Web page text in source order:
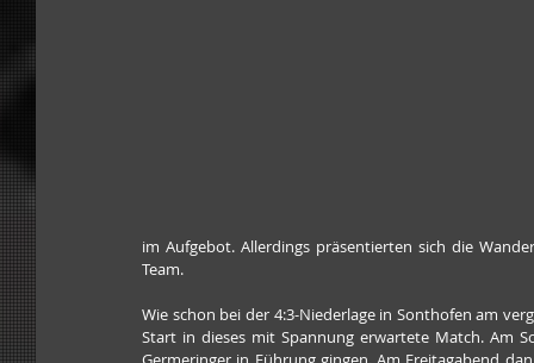
im Aufgebot. Allerdings präsentierten sich die
Team.
Wie schon bei der 4:3-Niederlage in Sonthofen am
Start in dieses mit Spannung erwartete Match. Am